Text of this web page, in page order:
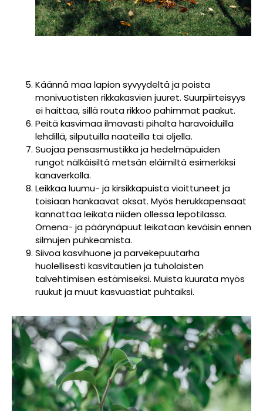
Käännä maa lapion syvyydeltä ja poista
monivuotisten rikkakasvien juuret. Suurpiirteisyys
ei haittaa, sillä routa rikkoo pahimmat paakut.
Peitä kasvimaa ilmavasti pihalta haravoiduilla
lehdillä, silputuilla naateilla tai oljella.
Suojaa pensasmustikka ja hedelmäpuiden
rungot nälkäisiltä metsän eläimiltä esimerkiksi
kanaverkolla.
Leikkaa luumu- ja kirsikkapuista vioittuneet ja
toisiaan hankaavat oksat. Myös herukkapensaat
kannattaa leikata niiden ollessa lepotilassa.
Omena- ja päärynäpuut leikataan keväisin ennen
silmujen puhkeamista.
Siivoa kasvihuone ja parvekepuutarha
huolellisesti kasvitautien ja tuholaisten
talvehtimisen estämiseksi. Muista kuurata myös
ruukut ja muut kasvuastiat puhtaiksi.